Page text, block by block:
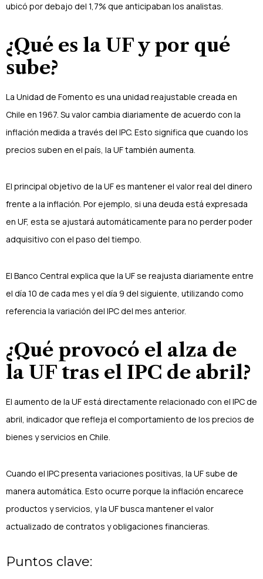
ubicó por debajo del 1,7% que anticipaban los analistas.
¿Qué es la UF y por qué
sube?
La Unidad de Fomento es una unidad reajustable creada en
Chile en 1967. Su valor cambia diariamente de acuerdo con la
inflación medida a través del IPC. Esto significa que cuando los
precios suben en el país, la UF también aumenta.
El principal objetivo de la UF es mantener el valor real del dinero
frente a la inflación. Por ejemplo, si una deuda está expresada
en UF, esta se ajustará automáticamente para no perder poder
adquisitivo con el paso del tiempo.
El Banco Central explica que la UF se reajusta diariamente entre
el día 10 de cada mes y el día 9 del siguiente, utilizando como
referencia la variación del IPC del mes anterior.
¿Qué provocó el alza de
la UF tras el IPC de abril?
El aumento de la UF está directamente relacionado con el IPC de
abril, indicador que refleja el comportamiento de los precios de
bienes y servicios en Chile.
Cuando el IPC presenta variaciones positivas, la UF sube de
manera automática. Esto ocurre porque la inflación encarece
productos y servicios, y la UF busca mantener el valor
actualizado de contratos y obligaciones financieras.
Puntos clave: